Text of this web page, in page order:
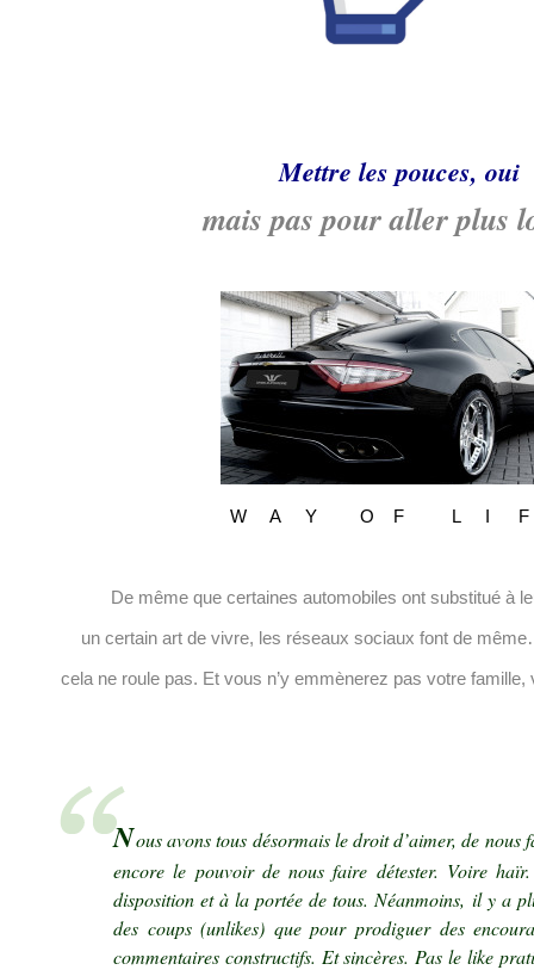
Mettre les pouces, oui
mais pas pour aller plus
W A Y O F L I
De même que certaines automobiles ont substitué à
un certain art de vivre, les réseaux sociaux font de
cela ne roule pas. Et vous n’y emmènerez pas votre
Nous avons tous désormais le droit d’aimer, de
encore le pouvoir de nous faire détester. Voire
disposition et à la portée de tous. Néanmoins, il y a
des coups (unlikes) que pour prodiguer des
commentaires constructifs. Et sincères. Pas le like